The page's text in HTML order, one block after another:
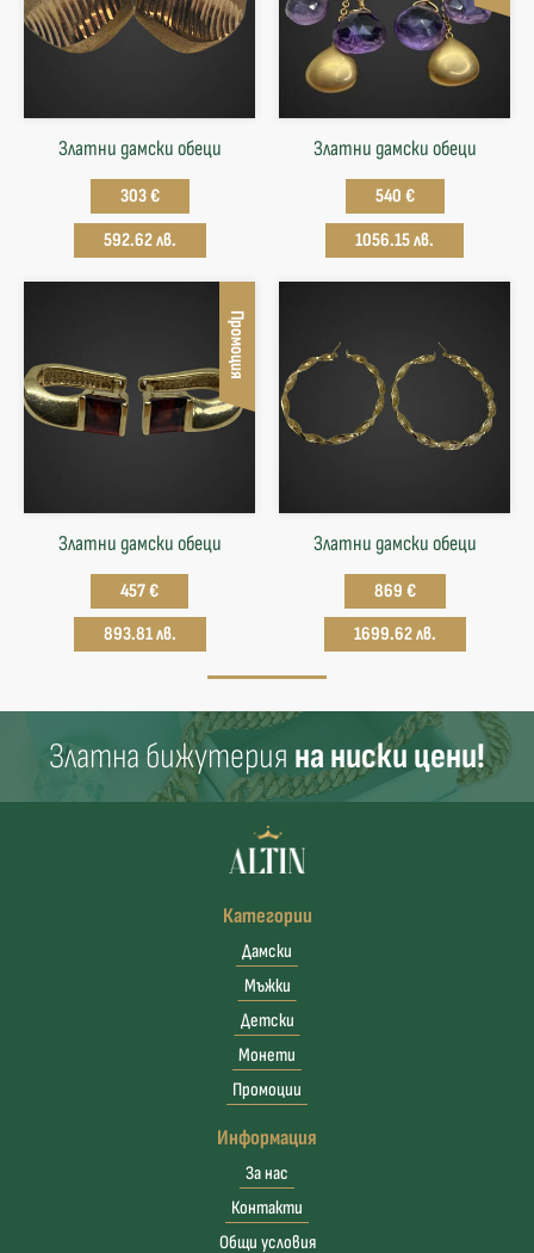
Златни дамски обеци
303 €
592.62 лв.
Златни дамски обеци
540 €
1056.15 лв.
Промоция
Златни дамски обеци
457 €
893.81 лв.
Златни дамски обеци
869 €
1699.62 лв.
Златна бижутерия на ниски цени!
Категории
Дамски
Мъжки
Детски
Монети
Промоции
Информация
За нас
Контакти
Общи условия